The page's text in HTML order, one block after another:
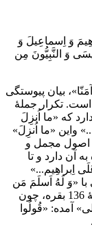
وَ اِسماعِيلَ وَ
وَ النَّبِيُّونَ مِن
بيان پيوستگى
تكرار جملۀ
كه «ما اُنزِلَ
واين «ما اُنزِلَ»
اصول مجمل و
آن دارد و تا
اِبراهِيم...»
با «وَ لَهُ اَسلَمَ مَن
فِى السَّماواتِ وَ الاَرضِ طَوعاً وَّ كَرهاًً» دارد. در آيۀ 136 بقره، چون
آمده: «قُولُوا